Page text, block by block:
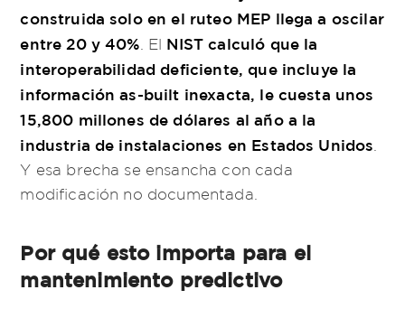
construida solo en el ruteo MEP llega a oscilar
entre 20 y 40% . El NIST calculó que la
interoperabilidad deficiente, que incluye la
información as-built inexacta, le cuesta unos
15,800 millones de dólares al año a la
industria de instalaciones en Estados Unidos
Y esa brecha se ensancha con cada
modificación no documentada.
Por qué esto importa para el
mantenimiento predictivo